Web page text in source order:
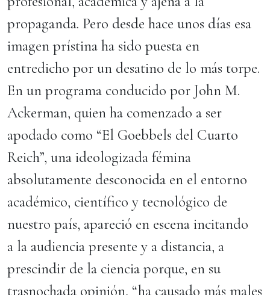
propaganda. Pero desde hace unos días esa
imagen prístina ha sido puesta en
entredicho por un desatino de lo más torpe.
En un programa conducido por John M.
Ackerman, quien ha comenzado a ser
apodado como “El Goebbels del Cuarto
Reich”, una ideologizada fémina
absolutamente desconocida en el entorno
académico, científico y tecnológico de
nuestro país, apareció en escena incitando
a la audiencia presente y a distancia, a
prescindir de la ciencia porque, en su
trasnochada opinión, “ha causado más males